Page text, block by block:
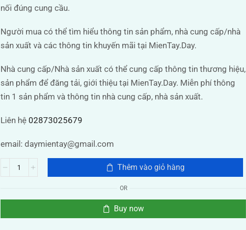
nối đúng cung cầu.
Người mua có thể tìm hiểu thông tin sản phẩm, nhà cung cấp/nhà
sản xuất và các thông tin khuyến mãi tại MienTay.Day.
Nhà cung cấp/Nhà sản xuất có thể cung cấp thông tin thương hiệu,
sản phẩm để đăng tải, giới thiệu tại MienTay.Day. Miễn phí thông
tin 1 sản phẩm và thông tin nhà cung cấp, nhà sản xuất.
Liên hệ 02873025679
email: daymientay@gmail.com
Thêm vào giỏ hàng
OR
Buy now